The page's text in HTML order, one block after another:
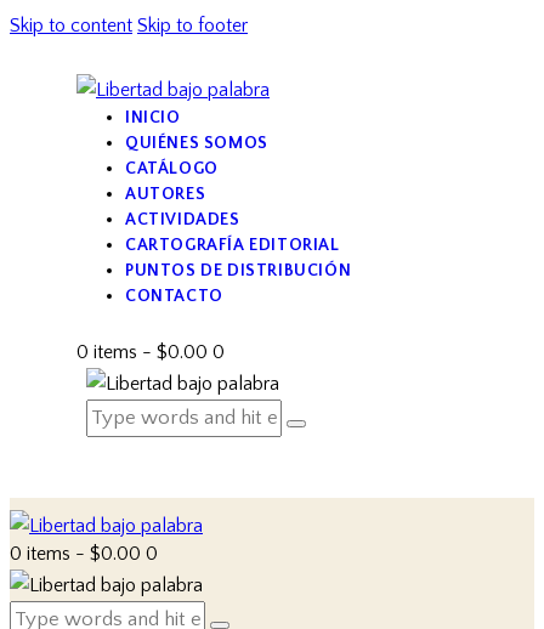
Skip to content Skip to footer
INICIO
QUIÉNES SOMOS
CATÁLOGO
AUTORES
ACTIVIDADES
CARTOGRAFÍA EDITORIAL
PUNTOS DE DISTRIBUCIÓN
CONTACTO
0 items - $0.00 0
0 items - $0.00 0